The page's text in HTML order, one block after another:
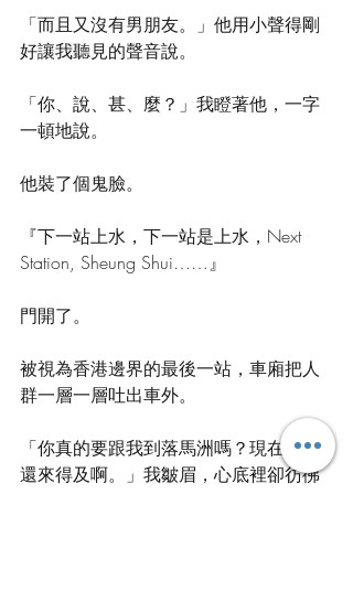
「而且又沒有男朋友。」他用小聲得剛
好讓我聽見的聲音說。
「你、說、甚、麼？」我瞪著他，一字
一頓地說。
他裝了個鬼臉。
『下一站上水，下一站是上水，Next
Station, Sheung Shui……』
門開了。
被視為香港邊界的最後一站，車廂把人
群一層一層吐出車外。
「你真的要跟我到落馬洲嗎？現在反悔
還來得及啊。」我皺眉，心底裡卻彷彿